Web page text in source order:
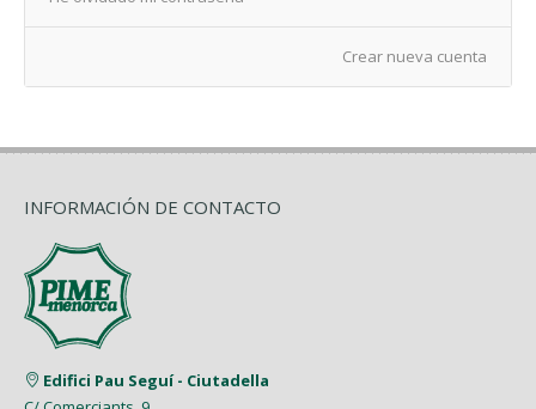
Crear nueva cuenta
INFORMACIÓN DE CONTACTO
Edifici Pau Seguí - Ciutadella